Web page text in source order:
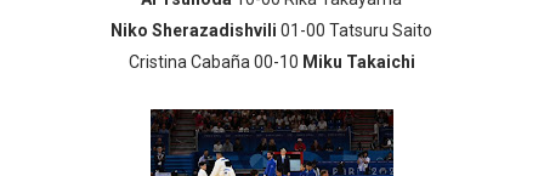
Niko Sherazadishvili 01-00 Tatsuru Saito
Cristina Cabaña 00-10 Miku Takaichi